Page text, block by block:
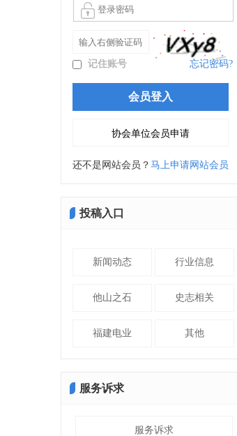
记住账号 忘记密码?
还不是网站会员？ 马上申请网站会员
投稿入口
新闻动态 行业信息
他山之石 史志相关
福建电业 其他
服务诉求
服务诉求